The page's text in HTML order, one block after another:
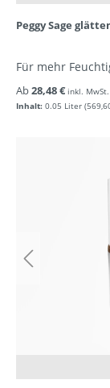
Peggy Sage
Für mehr
Inhalt: 0.05 Liter
Ab28,48 € inkl.